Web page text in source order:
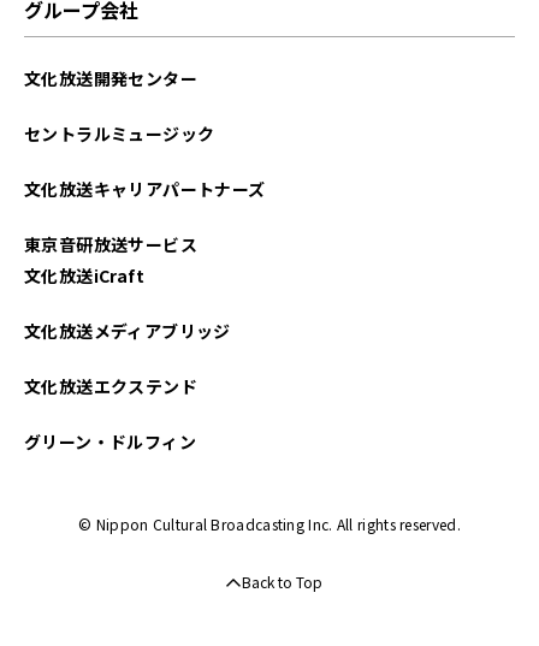
グループ会社
文化放送開発センター
セントラルミュージック
文化放送キャリアパートナーズ
東京音研放送サービス
文化放送iCraft
文化放送メディアブリッジ
文化放送エクステンド
グリーン・ドルフィン
© Nippon Cultural Broadcasting Inc. All rights reserved.
Back to Top